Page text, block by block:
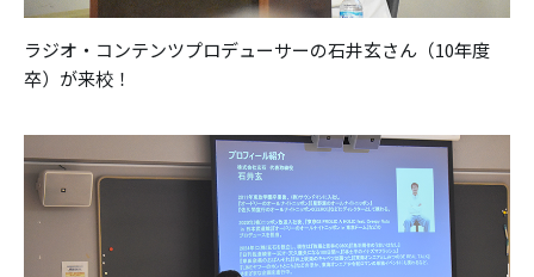
ラジオ・コンテンツプロデューサーの石井玄さん（10年度
卒）が来校！